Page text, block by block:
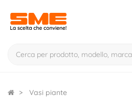
Vasi piante